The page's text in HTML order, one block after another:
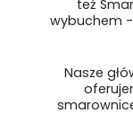
też
wybuchem -
Nasze